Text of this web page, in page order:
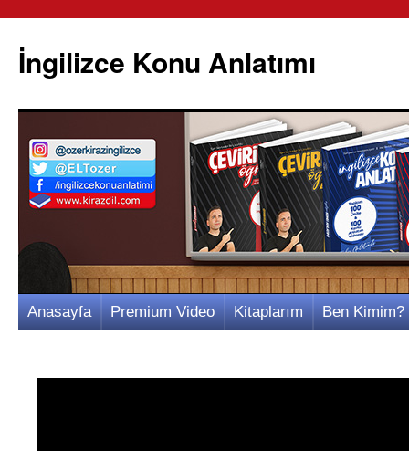
İngilizce Konu Anlatımı
İçeriğe
Anasayfa Premium Video Kitaplarım Ben Kimim?